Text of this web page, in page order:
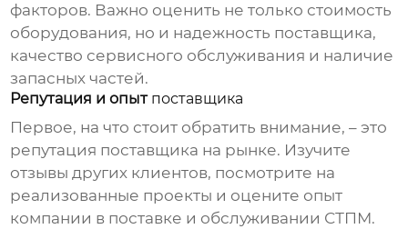
факторов. Важно оценить не только стоимость
оборудования, но и надежность поставщика,
качество сервисного обслуживания и наличие
запасных частей.
Репутация и опыт поставщика
Первое, на что стоит обратить внимание, – это
репутация поставщика на рынке. Изучите
отзывы других клиентов, посмотрите на
реализованные проекты и оцените опыт
компании в поставке и обслуживании СТПМ.